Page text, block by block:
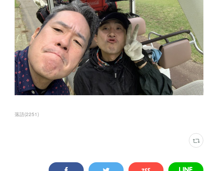
落語(2251)